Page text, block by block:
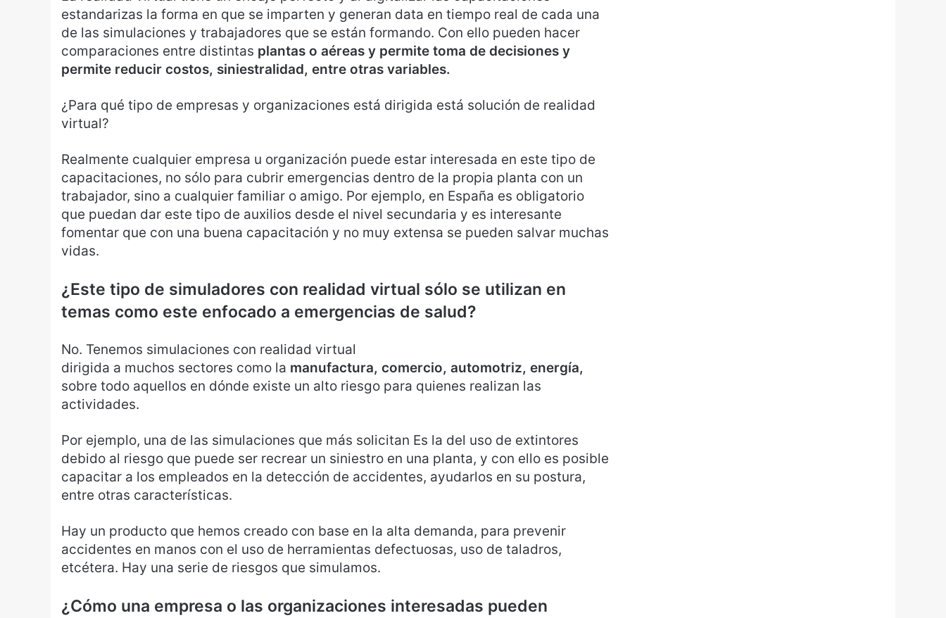
estandarizas la forma en que se imparten y generan data en tiempo real de cada una
de las simulaciones y trabajadores que se están formando. Con ello pueden hacer
comparaciones entre distintas plantas o aéreas y permite toma de decisiones y
permite reducir costos, siniestralidad, entre otras variables.
¿Para qué tipo de empresas y organizaciones está dirigida está solución de realidad
virtual?
Realmente cualquier empresa u organización puede estar interesada en este tipo de
capacitaciones, no sólo para cubrir emergencias dentro de la propia planta con un
trabajador, sino a cualquier familiar o amigo. Por ejemplo, en España es obligatorio
que puedan dar este tipo de auxilios desde el nivel secundaria y es interesante
fomentar que con una buena capacitación y no muy extensa se pueden salvar muchas
vidas.
¿Este tipo de simuladores con realidad virtual sólo se utilizan en
temas como este enfocado a emergencias de salud?
No. Tenemos simulaciones con realidad virtual
dirigida a muchos sectores como la manufactura, comercio, automotriz, energía,
sobre todo aquellos en dónde existe un alto riesgo para quienes realizan las
actividades.
Por ejemplo, una de las simulaciones que más solicitan Es la del uso de extintores
debido al riesgo que puede ser recrear un siniestro en una planta, y con ello es posible
capacitar a los empleados en la detección de accidentes, ayudarlos en su postura,
entre otras características.
Hay un producto que hemos creado con base en la alta demanda, para prevenir
accidentes en manos con el uso de herramientas defectuosas, uso de taladros,
etcétera. Hay una serie de riesgos que simulamos.
¿Cómo una empresa o las organizaciones interesadas pueden